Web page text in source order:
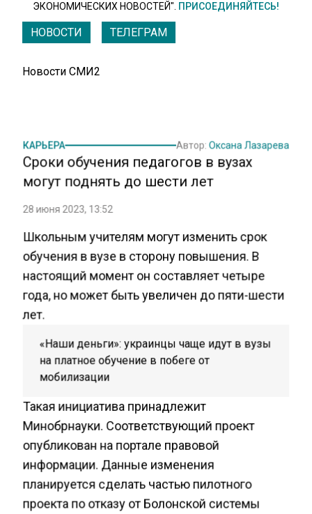
ЭКОНОМИЧЕСКИХ НОВОСТЕЙ". ПРИСОЕДИНЯЙТЕСЬ!
НОВОСТИ ТЕЛЕГРАМ
Новости СМИ2
КАРЬЕРА Автор: Оксана Лазарева
Сроки обучения педагогов в вузах
могут поднять до шести лет
28 июня 2023, 13:52
Школьным учителям могут изменить срок
обучения в вузе в сторону повышения. В
настоящий момент он составляет четыре
года, но может быть увеличен до пяти-шести
лет.
«Наши деньги»: украинцы чаще идут в вузы
на платное обучение в побеге от
мобилизации
Такая инициатива принадлежит
Минобрнауки. Соответствующий проект
опубликован на портале правовой
информации. Данные изменения
планируется сделать частью пилотного
проекта по отказу от Болонской системы